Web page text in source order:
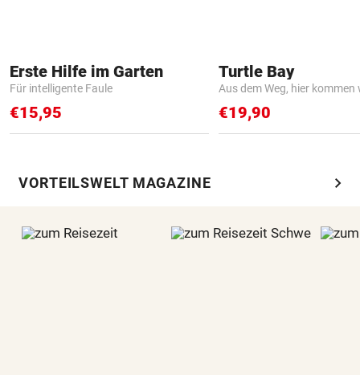
Erste Hilfe im Garten
Für intelligente Faule
€15,95
Turtle Bay
Aus dem Weg, hier kommen
€19,90
VORTEILSWELT MAGAZINE chevron_right